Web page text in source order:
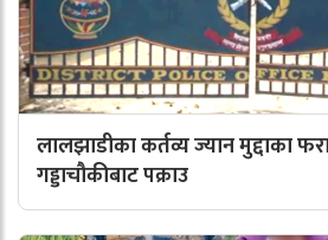
लालझाडीका कर्तव्य ज्यान मुद्दाका
गड्डाचौकीबाट पक्राउ